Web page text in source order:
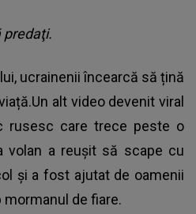
predaţi.
ucrainenii încearcă să țină
alt video devenit viral
rusesc care trece peste o
volan a reușit să scape cu
și a fost ajutat de oamenii
de fiare.